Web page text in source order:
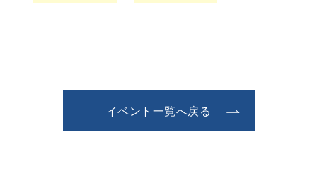
イベント一覧へ戻る